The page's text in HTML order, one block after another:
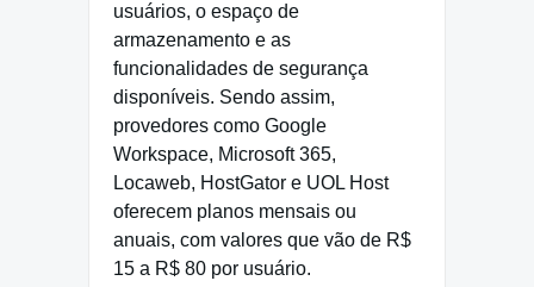
usuários, o espaço de
armazenamento e as
funcionalidades de segurança
disponíveis. Sendo assim,
provedores como Google
Workspace, Microsoft 365,
Locaweb, HostGator e UOL Host
oferecem planos mensais ou
anuais, com valores que vão de R$
15 a R$ 80 por usuário.